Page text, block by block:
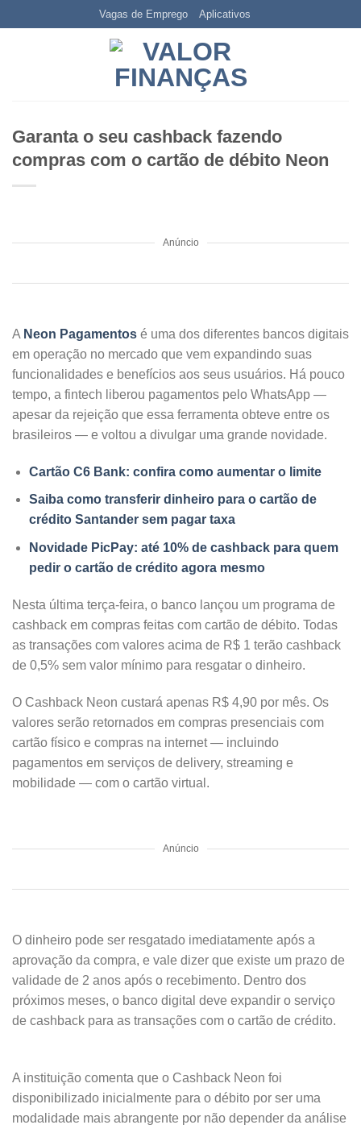
to
Vagas de Emprego Aplicativos
Garanta o seu cashback fazendo
compras com o cartão de débito Neon
Anúncio
A Neon Pagamentos é uma dos diferentes bancos digitais
em operação no mercado que vem expandindo suas
funcionalidades e benefícios aos seus usuários. Há pouco
tempo, a fintech liberou pagamentos pelo WhatsApp —
apesar da rejeição que essa ferramenta obteve entre os
brasileiros — e voltou a divulgar uma grande novidade.
Cartão C6 Bank: confira como aumentar o limite
Saiba como transferir dinheiro para o cartão de
crédito Santander sem pagar taxa
Novidade PicPay: até 10% de cashback para quem
pedir o cartão de crédito agora mesmo
Nesta última terça-feira, o banco lançou um programa de
cashback em compras feitas com cartão de débito. Todas
as transações com valores acima de R$ 1 terão cashback
de 0,5% sem valor mínimo para resgatar o dinheiro.
O Cashback Neon custará apenas R$ 4,90 por mês. Os
valores serão retornados em compras presenciais com
cartão físico e compras na internet — incluindo
pagamentos em serviços de delivery, streaming e
mobilidade — com o cartão virtual.
Anúncio
O dinheiro pode ser resgatado imediatamente após a
aprovação da compra, e vale dizer que existe um prazo de
validade de 2 anos após o recebimento. Dentro dos
próximos meses, o banco digital deve expandir o serviço
de cashback para as transações com o cartão de crédito.
A instituição comenta que o Cashback Neon foi
disponibilizado inicialmente para o débito por ser uma
modalidade mais abrangente por não depender da análise